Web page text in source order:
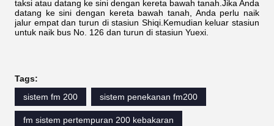
taksi atau datang ke sini dengan kereta bawah tanah.Jika Anda
datang ke sini dengan kereta bawah tanah, Anda perlu naik
jalur empat dan turun di stasiun Shiqi.Kemudian keluar stasiun
untuk naik bus No. 126 dan turun di stasiun Yuexi.
Tags:
sistem fm 200
sistem penekanan fm200
fm sistem pertempuran 200 kebakaran